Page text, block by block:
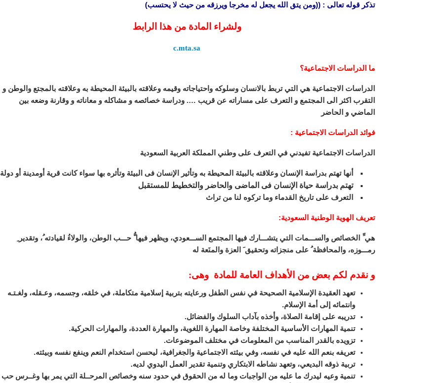
تذكر قوله تعالى : ((ومن يتق الله يجعل له مخرجا ويرزقه من حيث لا يحتسب)
ولشراء المادة من هذا الرابط
c.mta.sa
ما الدراسات الاجتماعية؟
الدراسات الاجتماعية هي التي تربط بالانسان وسلوكه واحتياجاته وقيمه وعلاقته بالبيئة المحيطة به وعلاقته بالمجتع والوطن و
التقرب اكثر الى المجتمع و التعرف على مساراته عن قريب …. ودراسة خصائصه و مشاكله و معاناته و وقارنة وضعه بين
الماضي و الحاضر
فوائد الدراسات الاجتماعية :
الدراسات الاجتماعية تفيدني في التعرف على وطني المملكة العربية السعودية
أنها تهتم بدراسة الإنسان وعلاقته بالبيئة المحيطة به وتأثير الإنسان فى البيئة وتأثره بها سواء كانت قرية أومدينة أو دولة
تهتم بدراسة حياة الإنسان فى الماضى والحاضر والتخطيط للمستقبل
التعرف على تاريخ القدماء وما تركوه لنا من تراث
تعريف الهوية الوطنية السعودية:
هي ِّ الخصائص والســـمات التي يتشـــارك فيها المجتمع الســـعودي، ويظهر فيها ُّ حـــب الوطن، والولاءُ لقيادته ُ، وتقدير ِ
رمـــوزه، والمحافظة ُ على منجزاته وتحقيق َ العزة والمنَعة له
و نقدم لكم بعض من الأهداف العامة للمادة وهى:
تعهد العقيدة الإسلامية الصحيحة في نفس الطفل ورعايته بتربية إسلامية متكاملة، في خلقه، وجسمه، وعـقله، ولغـتـه
وانتمائه إلى أمة الإسلام.
تدريبه على إقامة الصلاة، وأخذه بآداب السلوك والفضائل.
تنمية المهارات الأساسية المختلفة وخاصة المهارة اللغوية، والمهارة العددة، والمهارات الحركية.
تزويده بالقدر المناسب من المعلومات في مختلف الموضوعات.
تعريفه بنعم الله عليه في نفسه، وفي بيئته الاجتماعية والجغرافية، ليحسن استخدام النعم وينفع نفسه وبيئته.
تربية ذوقه البديعي، وتعهد نشاطه الابتكاري وتنمية تقدير العمل اليدوي لديه.
تنمية وعيه ليدرك ما عليه من الواجبات وما له من الحقوق في حدود سنه وخصائص المرحــلة التي يمر بها وغــرس حب